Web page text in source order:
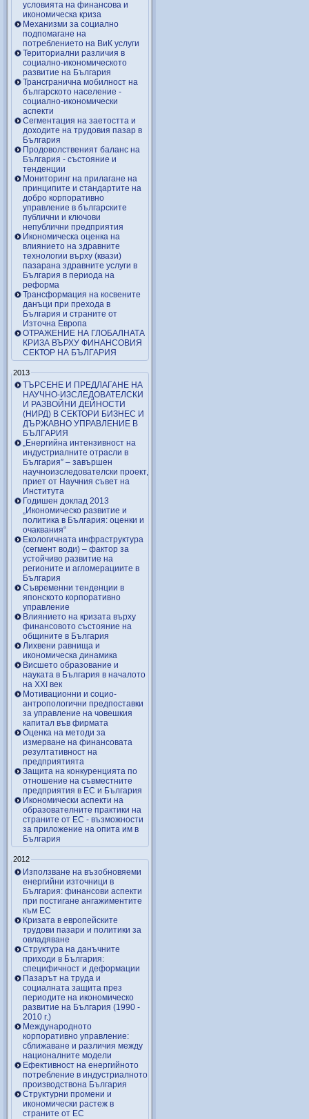
условията на финансова и
икономическа криза
Механизми за социално
подпомагане на
потреблението на ВиК услуги
Териториални различия в
социално-икономическото
развитие на България
Трансгранична мобилност на
българското население -
социално-икономически
аспекти
Сегментация на заетостта и
доходите на трудовия пазар в
България
Продоволственият баланс на
България - състояние и
тенденции
Мониторинг на прилагане на
принципите и стандартите на
добро корпоративно
управление в българските
публични и ключови
непублични предприятия
Икономическа оценка на
влиянието на здравните
технологии върху (квази)
пазарана здравните услуги в
България в периода на
реформа
Трансформация на косвените
данъци при прехода в
България и страните от
Източна Европа
ОТРАЖЕНИЕ НА ГЛОБАЛНАТА
КРИЗА ВЪРХУ ФИНАНСОВИЯ
СЕКТОР НА БЪЛГАРИЯ
2013
ТЪРСЕНЕ И ПРЕДЛАГАНЕ НА
НАУЧНО-ИЗСЛЕДОВАТЕЛСКИ
И РАЗВОЙНИ ДЕЙНОСТИ
(НИРД) В СЕКТОРИ БИЗНЕС И
ДЪРЖАВНО УПРАВЛЕНИЕ В
БЪЛГАРИЯ
„Енергийна интензивност на
индустриалните отрасли в
България” – завършен
научноизследователски проект,
приет от Научния съвет на
Института
Годишен доклад 2013
„Икономическо развитие и
политика в България: оценки и
очаквания“
Екологичната инфраструктура
(сегмент води) – фактор за
устойчиво развитие на
регионите и агломерациите в
България
Съвременни тенденции в
японското корпоративно
управление
Влиянието на кризата върху
финансовото състояние на
общините в България
Лихвени равнища и
икономическа динамика
Висшето образование и
науката в България в началото
на ХХІ век
Мотивационни и социо-
антропологични предпоставки
за управление на човешкия
капитал във фирмата
Оценка на методи за
измерване на финансовата
резултативност на
предприятията
Защита на конкуренцията по
отношение на съвместните
предприятия в ЕС и България
Икономически аспекти на
образователните практики на
страните от ЕС - възможности
за приложение на опита им в
България
2012
Използване на възобновяеми
енергийни източници в
България: финансови аспекти
при постигане ангажиментите
към ЕС
Кризата в европейските
трудови пазари и политики за
овладяване
Структура на данъчните
приходи в България:
специфичност и деформации
Пазарът на труда и
социалната защита през
периодите на икономическо
развитие на България (1990 -
2010 г.)
Международното
корпоративно управление:
сближаване и различия между
националните модели
Ефективност на енергийното
потребление в индустриалното
производствона България
Структурни промени и
икономически растеж в
страните от ЕС